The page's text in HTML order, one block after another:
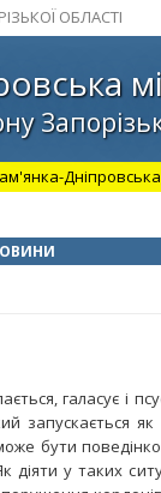
ОБЛАСТІ
галасує і
запускається
бути
діяти у таких